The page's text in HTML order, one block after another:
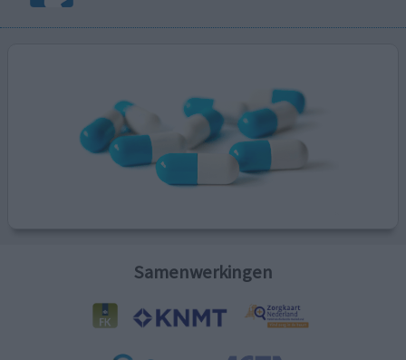
Samenwerkingen